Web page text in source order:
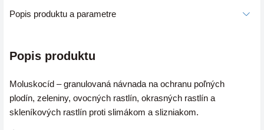
Popis produktu a parametre
Popis produktu
Moluskocíd – granulovaná návnada na ochranu poľných
plodín, zeleniny, ovocných rastlín, okrasných rastlín a
skleníkových rastlín proti slimákom a slizniakom.